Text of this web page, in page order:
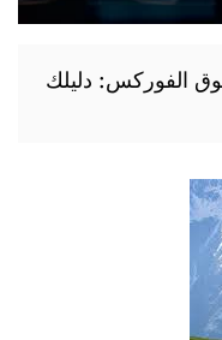
الفوركس: دليلك